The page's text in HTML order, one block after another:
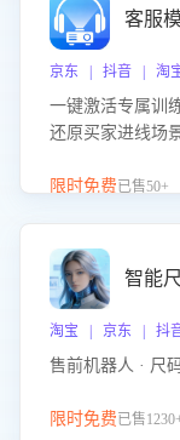
客服
京东 | 抖音 | 淘
一键激活专属训
还原买家进线场
击 “立即开通”，
限时免费已售50+
智能
淘宝 | 京东 | 抖
售前机器人 · 尺
限时免费已售